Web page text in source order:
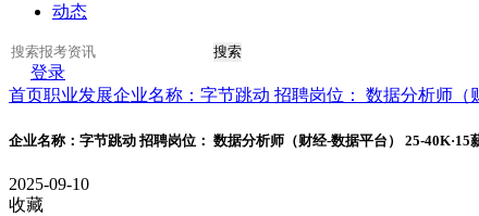
动态
搜索
登录
首页职业发展企业名称：字节跳动 招聘岗位： 数据分析师（
企业名称：字节跳动 招聘岗位： 数据分析师（财经-数据平台） 25-40K·15
2025-09-10
收藏